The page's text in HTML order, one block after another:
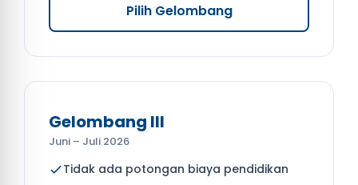
Pilih Gelombang
Gelombang III
Juni – Juli 2026
Tidak ada potongan biaya pendidikan